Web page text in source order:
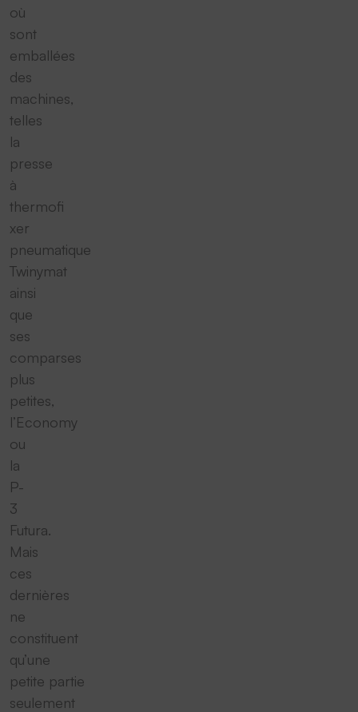
où
sont
emballées
des
machines,
telles
la
presse
à
thermofi
xer
pneumatique
Twinymat
ainsi
que
ses
comparses
plus
petites,
l’Economy
ou
la
P-
3
Futura.
Mais
ces
dernières
ne
constituent
qu’une
petite partie
seulement